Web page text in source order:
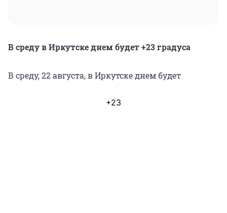
В среду в Иркутске днем будет +23 градуса
В среду, 22 августа, в Иркутске днем будет
+23